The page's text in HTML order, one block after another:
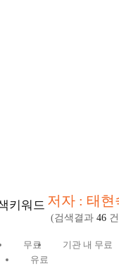
키워드 저자 : 태현
(검색결과 46
무료
기관 내 무료
유료